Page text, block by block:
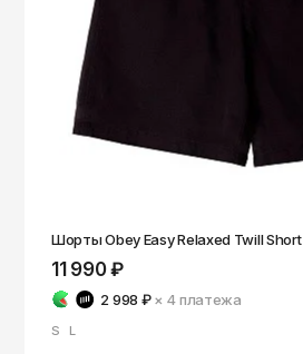
Шорты Obey Easy Relaxed Twill Short
11 990 ₽
2 998 ₽ × 4платежа
S L